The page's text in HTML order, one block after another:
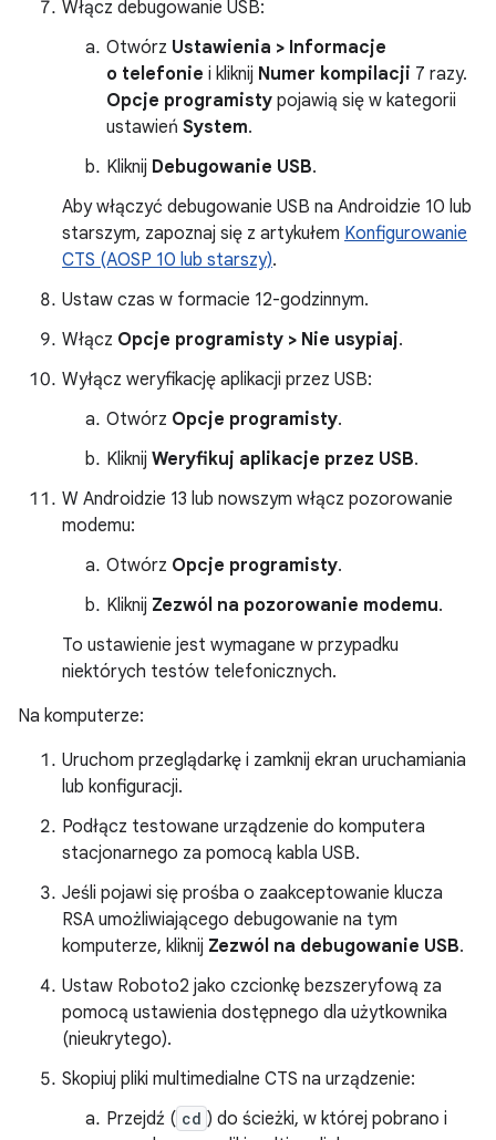
Włącz debugowanie USB:
Otwórz Ustawienia > Informacje
o telefonie i kliknij Numer kompilacji 7 razy.
Opcje programisty pojawią się w kategorii
ustawień System.
Kliknij Debugowanie USB.
Aby włączyć debugowanie USB na Androidzie 10 lub
starszym, zapoznaj się z artykułem Konfigurowanie
CTS (AOSP 10 lub starszy).
Ustaw czas w formacie 12-godzinnym.
Włącz Opcje programisty > Nie usypiaj.
Wyłącz weryfikację aplikacji przez USB:
Otwórz Opcje programisty.
Kliknij Weryfikuj aplikacje przez USB.
W Androidzie 13 lub nowszym włącz pozorowanie
modemu:
Otwórz Opcje programisty.
Kliknij Zezwól na pozorowanie modemu.
To ustawienie jest wymagane w przypadku
niektórych testów telefonicznych.
Na komputerze:
Uruchom przeglądarkę i zamknij ekran uruchamiania
lub konfiguracji.
Podłącz testowane urządzenie do komputera
stacjonarnego za pomocą kabla USB.
Jeśli pojawi się prośba o zaakceptowanie klucza
RSA umożliwiającego debugowanie na tym
komputerze, kliknij Zezwól na debugowanie USB.
Ustaw Roboto2 jako czcionkę bezszeryfową za
pomocą ustawienia dostępnego dla użytkownika
(nieukrytego).
Skopiuj pliki multimedialne CTS na urządzenie:
Przejdź ( cd ) do ścieżki, w której pobrano i